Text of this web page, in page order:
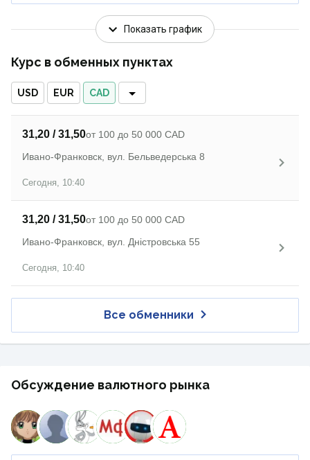
Показать график
Курс в обменных пунктах
USD EUR CAD
31,20 / 31,50от 100 до 50 000 CAD
Ивано-Франковск, вул. Бельведерська 8
Сегодня, 10:40
31,20 / 31,50от 100 до 50 000 CAD
Ивано-Франковск, вул. Дністровська 55
Сегодня, 10:40
Все обменники
Обсуждение валютного рынка